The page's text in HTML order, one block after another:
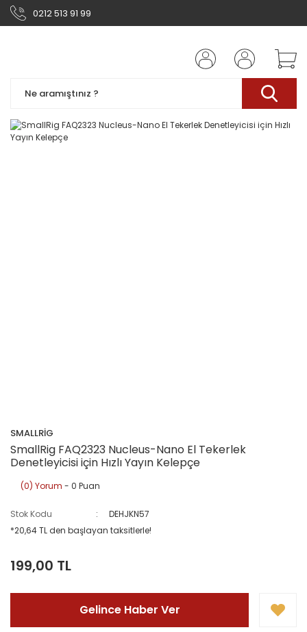
0212 513 91 99
SMALLRİG
SmallRig FAQ2323 Nucleus-Nano El Tekerlek
Denetleyicisi için Hızlı Yayın Kelepçe
(0) Yorum - 0 Puan
Stok Kodu
DEHJKN57
*20,64 TL den başlayan taksitlerle!
199,00 TL
Gelince Haber Ver